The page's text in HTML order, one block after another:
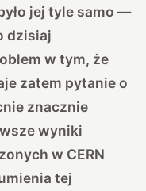
jej tyle samo —
dzisiaj
w tym, że
zatem pytanie o
znacznie
wyniki
w CERN
tej